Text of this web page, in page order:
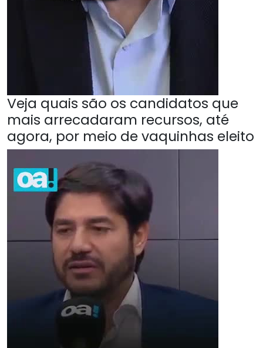
Veja quais são os candidatos que
mais arrecadaram recursos, até
agora, por meio de vaquinhas eleito